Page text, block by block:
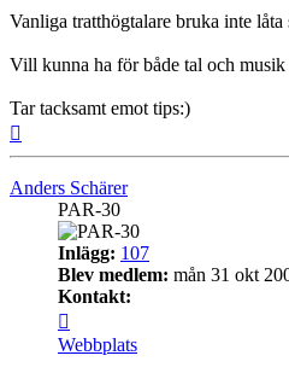
Vanliga tratthögtalare bruka inte låta
Vill kunna ha för både tal och musik
Tar tacksamt emot tips:)
Anders Schärer
PAR-30
Inlägg: 107
Blev medlem: mån 31 okt
Kontakt:
Anders
Schärer
Webbplats